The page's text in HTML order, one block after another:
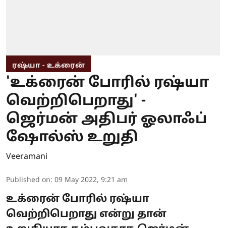
ரஷ்யா - உக்ரைன்
'உக்ரைன் போரில் ரஷ்யா
வெற்றிபெறாது' -
ஜெர்மன் அதிபர் ஓலாஃப்
ஷோல்ஸ் உறுதி
Veeramani
Published on: 09 May 2022, 9:21 am
உக்ரைன் போரில் ரஷ்யா
வெற்றிபெறாது என்று தான்